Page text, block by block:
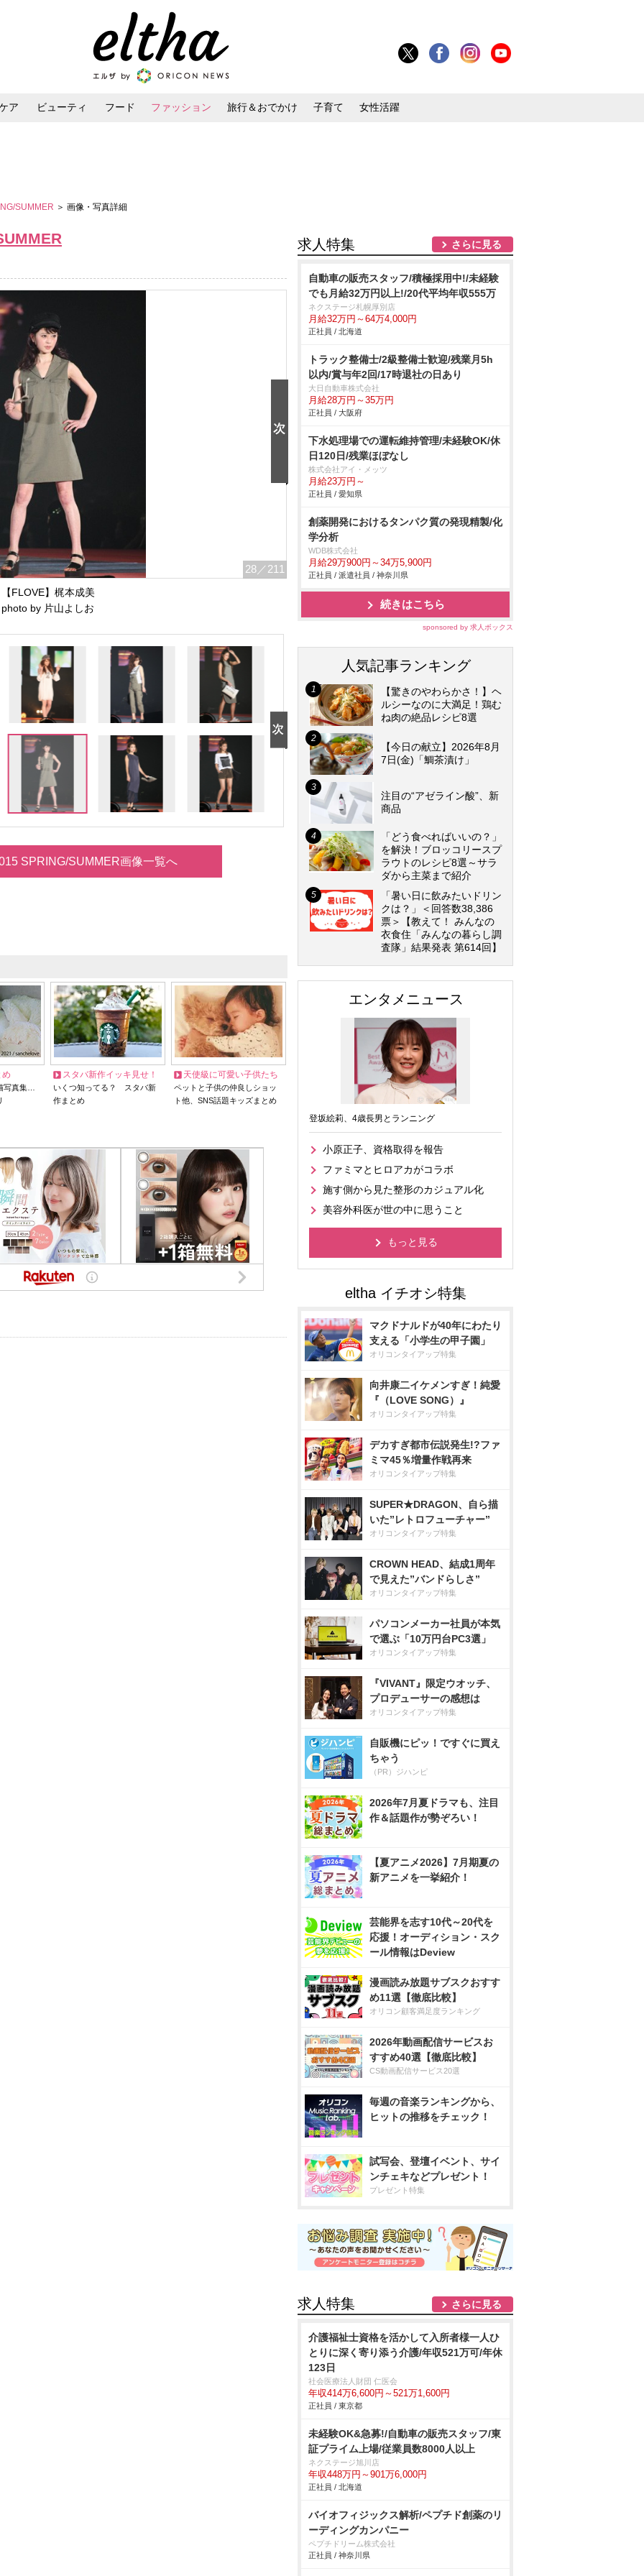
ア ビューティ フード ファッション 旅行＆おでかけ 子育て 女性活躍
SUMMER ＞ 画像・写真詳細
28 ／211
【FLOVE】梶本成美
photo by 片山よしお
SPRING/SUMMER画像一覧へ
め
写真集…
スタバ新作イッキ見せ！
いくつ知ってる？ スタバ新
作まとめ
天使級に可愛い子供たち
ペットと子供の仲良しショッ
ト他、SNS話題キッズまとめ
求人特集 さらに見る
自動車の販売スタッフ/積極採用中!/未経験
でも月給32万円以上!/20代平均年収555万
ネクステージ札幌厚別店
月給32万円～64万4,000円
正社員 / 北海道
トラック整備士/2級整備士歓迎/残業月5h
以内/賞与年2回/17時退社の日あり
大日自動車株式会社
月給28万円～35万円
正社員 / 大阪府
下水処理場での運転維持管理/未経験OK/休
日120日/残業ほぼなし
株式会社アイ・メッツ
月給23万円～
正社員 / 愛知県
創薬開発におけるタンパク質の発現精製/化
学分析
WDB株式会社
月給29万900円～34万5,900円
正社員 / 派遣社員 / 神奈川県
続きはこちら
sponsored by 求人ボックス
人気記事ランキング
【驚きのやわらかさ！】ヘ
ルシーなのに大満足！鶏む
ね肉の絶品レシピ8選
【今日の献立】2026年8月
7日(金)「鯛茶漬け」
注目の“アゼライン酸”、新
商品
「どう食べればいいの？」
を解決！ブロッコリースプ
ラウトのレシピ8選～サラ
ダから主菜まで紹介
「暑い日に飲みたいドリン
クは？」＜回答数38,386
票＞【教えて！ みんなの
衣食住「みんなの暮らし調
査隊」結果発表 第614回】
エンタメニュース
登坂絵莉、4歳長男とランニング
小原正子、資格取得を報告
ファミマとヒロアカがコラボ
施す側から見た整形のカジュアル化
美容外科医が世の中に思うこと
もっと見る
マクドナルドが40年にわたり
支える「小学生の甲子園」
オリコンタイアップ特集
向井康二イケメンすぎ！純愛
『（LOVE SONG）』
オリコンタイアップ特集
デカすぎ都市伝説発生!?ファ
ミマ45％増量作戦再来
オリコンタイアップ特集
SUPER★DRAGON、自ら描
いた”レトロフューチャー”
オリコンタイアップ特集
CROWN HEAD、結成1周年
で見えた”バンドらしさ”
オリコンタイアップ特集
パソコンメーカー社員が本気
で選ぶ「10万円台PC3選」
オリコンタイアップ特集
『VIVANT』限定ウオッチ、
プロデューサーの感想は
オリコンタイアップ特集
自販機にピッ！ですぐに買え
ちゃう
（PR）ジハンピ
2026年7月夏ドラマも、注目
作＆話題作が勢ぞろい！
【夏アニメ2026】7月期夏の
新アニメを一挙紹介！
芸能界を志す10代～20代を
応援！オーディション・スク
ール情報はDeview
漫画読み放題サブスクおすす
め11選【徹底比較】
オリコン顧客満足度ランキング
2026年動画配信サービスお
すすめ40選【徹底比較】
CS動画配信サービス20選
毎週の音楽ランキングから、
ヒットの推移をチェック！
試写会、登壇イベント、サイ
ンチェキなどプレゼント！
プレゼント特集
求人特集 さらに見る
介護福祉士資格を活かして入所者様一人ひ
とりに深く寄り添う介護/年収521万可/年休
123日
社会医療法人財団 仁医会
年収414万6,600円～521万1,600円
正社員 / 東京都
未経験OK&急募!/自動車の販売スタッフ/東
証プライム上場/従業員数8000人以上
ネクステージ旭川店
年収448万円～901万6,000円
正社員 / 北海道
バイオフィジックス解析/ペプチド創薬のリ
ーディングカンパニー
ペプチドリーム株式会社
正社員 / 神奈川県